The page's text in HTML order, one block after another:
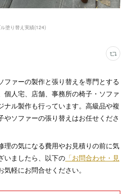
塗り替え実績(124)
ファーの製作と張り替えを専門とする
個人宅、店舗、事務所の椅子・ソファ
ナル製作も行っています。高級品や複
やソファーの張り替えはお任せくださ
理の気になる費用やお見積りの前に気
いましたら、以下の 「お問合わせ・見
気軽にお問合せください。